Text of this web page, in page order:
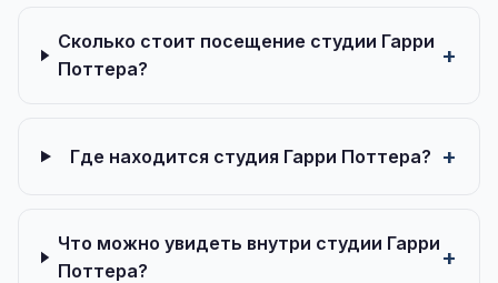
Сколько стоит посещение студии Гарри
Поттера?
Где находится студия Гарри Поттера?
Что можно увидеть внутри студии Гарри
Поттера?